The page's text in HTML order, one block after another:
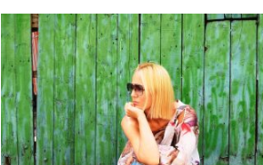
interocepcija
objektiv
za
emocije